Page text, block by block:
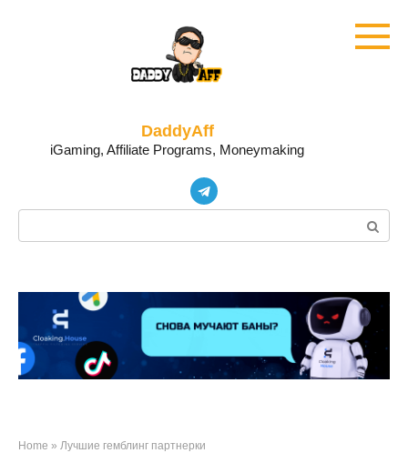
DaddyAff
iGaming, Affiliate Programs, Moneymaking
Home » Лучшие гемблинг партнерки